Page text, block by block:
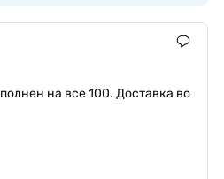
на все 100. Доставка во